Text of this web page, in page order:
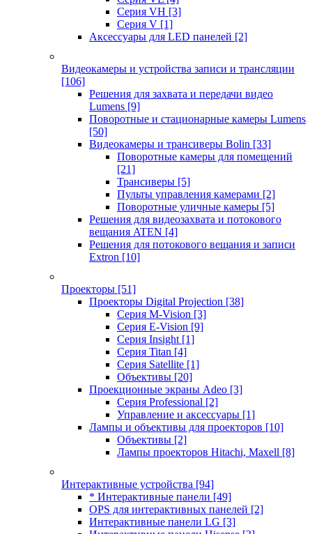
Серия VH [3]
Серия V [1]
Аксессуары для LED панелей [2]
Видеокамеры и устройства записи и трансляции
[106]
Решения для захвата и передачи видео
Lumens [9]
Поворотные и стационарные камеры Lumens
[50]
Видеокамеры и трансиверы Bolin [33]
Поворотные камеры для помещений
[21]
Трансиверы [5]
Пульты управления камерами [2]
Поворотные уличные камеры [5]
Решения для видеозахвата и потокового
вещания ATEN [4]
Решения для потокового вещания и записи
Extron [10]
Проекторы [51]
Проекторы Digital Projection [38]
Серия M-Vision [3]
Серия E-Vision [9]
Серия Insight [1]
Серия Titan [4]
Серия Satellite [1]
Объективы [20]
Проекционные экраны Adeo [3]
Серия Professional [2]
Управление и аксессуары [1]
Лампы и объективы для проекторов [10]
Объективы [2]
Лампы проекторов Hitachi, Maxell [8]
Интерактивные устройства [94]
* Интерактивные панели [49]
OPS для интерактивных панелей [2]
Интерактивные панели LG [3]